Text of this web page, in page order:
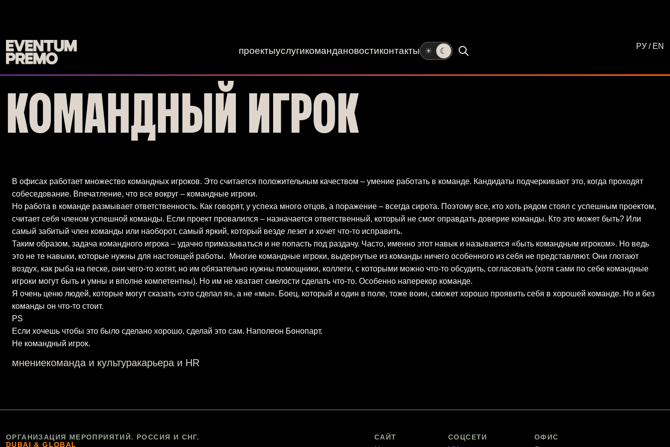
проектыуслугикомандановостиконтакты ☀ ☾ РУ / EN
КОМАНДНЫЙ ИГРОК
В офисах работает множество командных игроков. Это считается положительным качеством – умение работать в команде. Кандидаты подчеркивают это, когда проходят
собеседование. Впечатление, что все вокруг – командные игроки.
Но работа в команде размывает ответственность. Как говорят, у успеха много отцов, а поражение – всегда сирота. Поэтому все, кто хоть рядом стоял с успешным проектом,
считает себя членом успешной команды. Если проект провалился – назначается ответственный, который не смог оправдать доверие команды. Кто это может быть? Или
самый забитый член команды или наоборот, самый яркий, который везде лезет и хочет что-то исправить.
Таким образом, задача командного игрока – удачно примазываться и не попасть под раздачу. Часто, именно этот навык и называется «быть командным игроком». Но ведь
это не те навыки, которые нужны для настоящей работы. Многие командные игроки, выдернутые из команды ничего особенного из себя не представляют. Они глотают
воздух, как рыба на песке, они чего-то хотят, но им обязательно нужны помощники, коллеги, с которыми можно что-то обсудить, согласовать (хотя сами по себе командные
игроки могут быть и умны и вполне компетентны). Но им не хватает смелости сделать что-то. Особенно наперекор команде.
Я очень ценю людей, которые могут сказать «это сделал я», а не «мы». Боец, который и один в поле, тоже воин, сможет хорошо проявить себя в хорошей команде. Но и без
команды он что-то стоит.
PS
Если хочешь чтобы это было сделано хорошо, сделай это сам. Наполеон Бонопарт.
Не командный игрок.
мнениекоманда и культуракарьера и HR
ОРГАНИЗАЦИЯ МЕРОПРИЯТИЙ. РОССИЯ И СНГ.
DUBAI & GLOBAL
САЙТ СОЦСЕТИ ОФИС